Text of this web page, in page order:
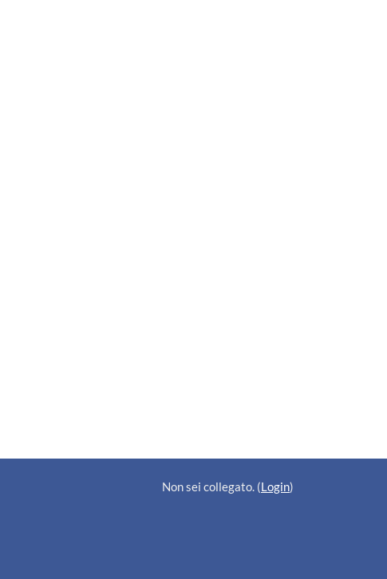
Non sei collegato. (Login)